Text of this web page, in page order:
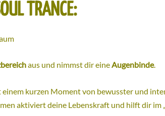
TRANCE:
aus und nimmst dir eineAugenbinde.
kurzen Moment von bewusster und
aktiviert deine Lebenskraft und hilft dir im